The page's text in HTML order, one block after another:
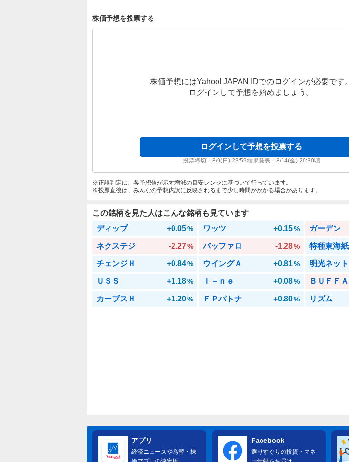
株価予想を投票する
株価予想にはYahoo! JAPAN IDでのログインが必要です。
ログインして予想を始めましょう。
ログインして予想を投票する
投票締切： 8/9(日) 23:59結果発表： 8/14(金) 20:30頃
正誤判定は、各予想値が示す増減の目安レンジに基づいて行っています。
投票直後は、みんなの予想内訳に反映されるまで少し時間がかかる場合があります。
この銘柄を見た人はこんな銘柄も見ています
ディップ
+0.05% ワッツ +0.15% ガーデン
ネクステジ -2.27% バッファロ -1.28% 特種東海紙
チェンジＨ +0.84% ウイングＡ +0.81% 明光ネット
ＵＳＳ +1.18% Ｉ－ｎｅ +0.08% ＢＵＦＦＡ
カーブスＨ +1.20% ＦＰパトナ +0.80% リズム
アプリ
経済ニュースや為替・株
Facebook
選りすぐりの投資・マネ